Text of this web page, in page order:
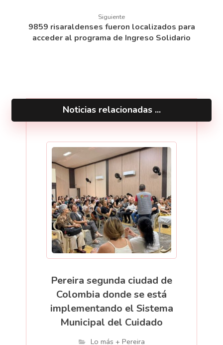
Siguiente
9859 risaraldenses fueron localizados para
acceder al programa de Ingreso Solidario
Noticias relacionadas ...
Pereira segunda ciudad de
Colombia donde se está
implementando el Sistema
Municipal del Cuidado
Lo más + Pereira